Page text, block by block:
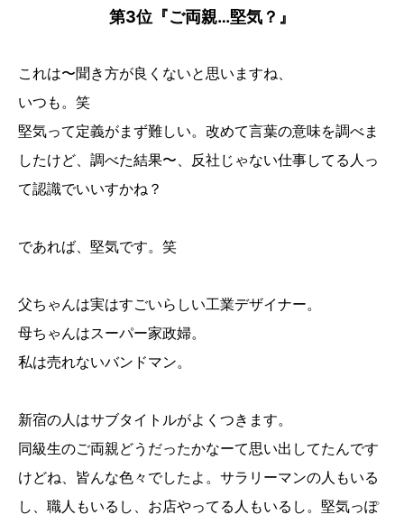
第3位『ご両親…堅気？』
これは〜聞き方が良くないと思いますね、
いつも。笑
堅気って定義がまず難しい。改めて言葉の意味を調べま
したけど、調べた結果〜、反社じゃない仕事してる人っ
て認識でいいすかね？
であれば、堅気です。笑
父ちゃんは実はすごいらしい工業デザイナー。
母ちゃんはスーパー家政婦。
私は売れないバンドマン。
新宿の人はサブタイトルがよくつきます。
同級生のご両親どうだったかなーて思い出してたんです
けどね、皆んな色々でしたよ。サラリーマンの人もいる
し、職人もいるし、お店やってる人もいるし。堅気っぽ